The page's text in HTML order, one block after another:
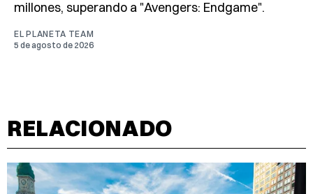
millones, superando a "Avengers: Endgame".
EL PLANETA TEAM
5 de agosto de 2026
RELACIONADO